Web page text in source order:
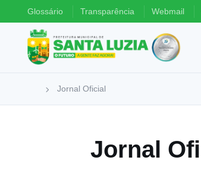
Glossário Transparência Webmail
Jornal Oficial
Jornal